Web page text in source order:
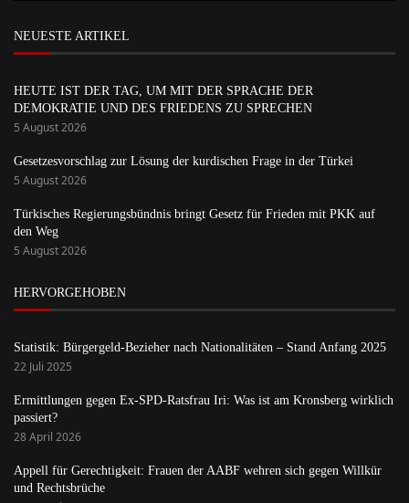
NEUESTE ARTIKEL
HEUTE IST DER TAG, UM MIT DER SPRACHE DER
DEMOKRATIE UND DES FRIEDENS ZU SPRECHEN
5 August 2026
Gesetzesvorschlag zur Lösung der kurdischen Frage in der Türkei
5 August 2026
Türkisches Regierungsbündnis bringt Gesetz für Frieden mit PKK auf
den Weg
5 August 2026
HERVORGEHOBEN
Statistik: Bürgergeld-Bezieher nach Nationalitäten – Stand Anfang 2025
22 Juli 2025
Ermittlungen gegen Ex-SPD-Ratsfrau Iri: Was ist am Kronsberg wirklich
passiert?
28 April 2026
Appell für Gerechtigkeit: Frauen der AABF wehren sich gegen Willkür
und Rechtsbrüche